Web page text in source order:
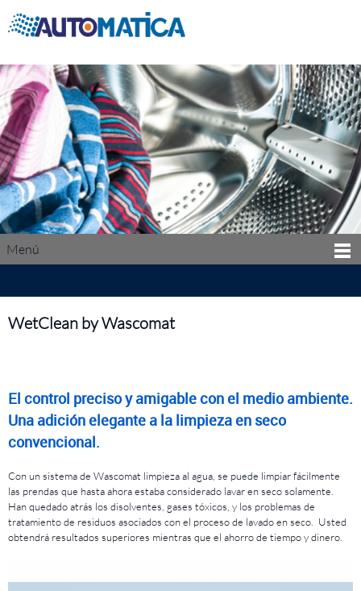
Menú
WetClean by Wascomat
El control preciso y amigable con el medio ambiente.
Una adición elegante a la limpieza en seco
convencional.
Con un sistema de Wascomat limpieza al agua, se puede limpiar fácilmente
las prendas que hasta ahora estaba considerado lavar en seco solamente.
Han quedado atrás los disolventes, gases tóxicos, y los problemas de
tratamiento de residuos asociados con el proceso de lavado en seco. Usted
obtendrá resultados superiores mientras que el ahorro de tiempo y dinero.